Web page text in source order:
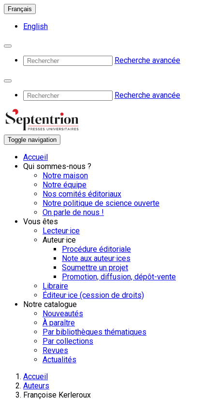
Français
English
Recherche avancée
Recherche avancée
Toggle navigation
Accueil
Qui sommes-nous ?
Notre maison
Notre équipe
Nos comités éditoriaux
Notre politique de science ouverte
On parle de nous !
Vous êtes
Lecteur·ice
Auteur·ice
Procédure éditoriale
Note aux auteur·ices
Soumettre un projet
Promotion, diffusion, dépôt-vente
Libraire
Éditeur·ice (cession de droits)
Notre catalogue
Nouveautés
À paraître
Par bibliothèques thématiques
Par collections
Revues
Actualités
Accueil
Auteurs
Françoise Kerleroux